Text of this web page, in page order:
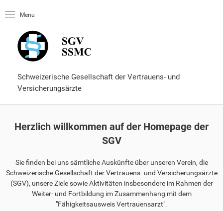
Menu
Schweizerische Gesellschaft der Vertrauens- und
Versicherungsärzte
Herzlich willkommen auf der Homepage der
SGV
Sie finden bei uns sämtliche Auskünfte über unseren Verein, die
Schweizerische Gesellschaft der Vertrauens- und Versicherungsärzte
(SGV), unsere Ziele sowie Aktivitäten insbesondere im Rahmen der
Weiter- und Fortbildung im Zusammenhang mit dem
"Fähigkeitsausweis Vertrauensarzt".
Nachschlagewerke
Fähigkeitsausweis
Formulare und Services